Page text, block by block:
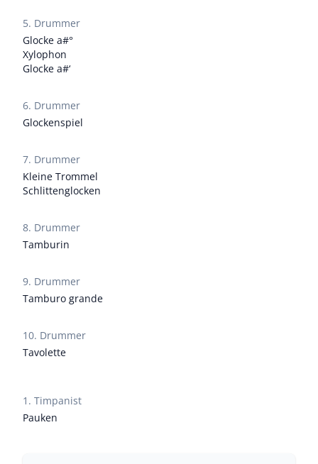
5. Drummer
Glocke a#°
Xylophon
Glocke a#‘
6. Drummer
Glockenspiel
7. Drummer
Kleine Trommel
Schlittenglocken
8. Drummer
Tamburin
9. Drummer
Tamburo grande
10. Drummer
Tavolette
1. Timpanist
Pauken